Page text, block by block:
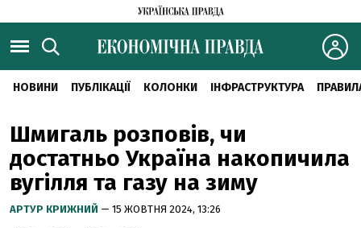
НОВИНИ ПУБЛІКАЦІЇ КОЛОНКИ ІНФРАСТРУКТУРА
Шмигаль розповів, чи
достатньо Україна накопичила
вугілля та газу на зиму
АРТУР КРИЖНИЙ — 15 ЖОВТНЯ 2024, 13:26